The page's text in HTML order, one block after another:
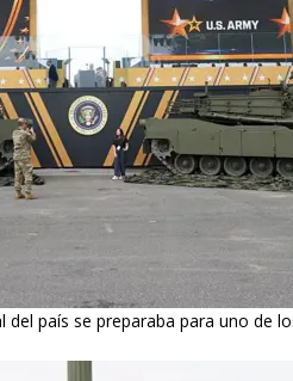
país se preparaba para uno de